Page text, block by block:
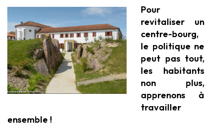
Pour
revitaliser un
centre-bourg,
le politique ne
peut pas tout,
les habitants
non plus,
apprenons à
travailler
ensemble !